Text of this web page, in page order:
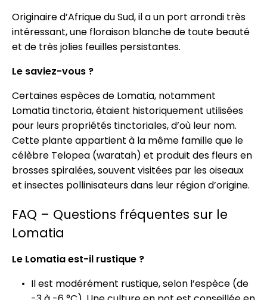
Originaire d’Afrique du Sud, il a un port arrondi très
intéressant, une floraison blanche de toute beauté
et de très jolies feuilles persistantes.
Le saviez-vous ?
Certaines espèces de Lomatia, notamment
Lomatia tinctoria, étaient historiquement utilisées
pour leurs propriétés tinctoriales, d’où leur nom.
Cette plante appartient à la même famille que le
célèbre Telopea (waratah) et produit des fleurs en
brosses spiralées, souvent visitées par les oiseaux
et insectes pollinisateurs dans leur région d’origine.
FAQ – Questions fréquentes sur le
Lomatia
Le Lomatia est-il rustique ?
Il est modérément rustique, selon l’espèce (de